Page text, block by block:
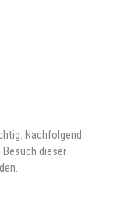
Nachfolgend
Besuch dieser